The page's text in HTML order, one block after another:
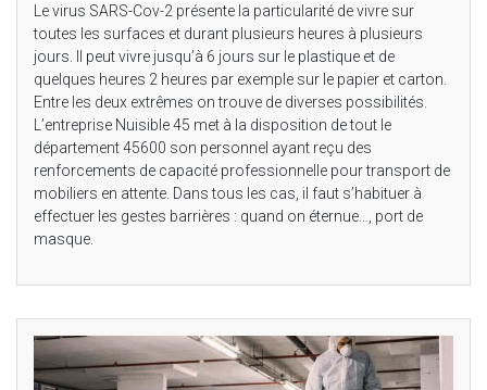
Le virus SARS-Cov-2 présente la particularité de vivre sur
toutes les surfaces et durant plusieurs heures à plusieurs
jours. Il peut vivre jusqu’à 6 jours sur le plastique et de
quelques heures 2 heures par exemple sur le papier et carton.
Entre les deux extrêmes on trouve de diverses possibilités.
L’entreprise Nuisible 45 met à la disposition de tout le
département 45600 son personnel ayant reçu des
renforcements de capacité professionnelle pour transport de
mobiliers en attente. Dans tous les cas, il faut s’habituer à
effectuer les gestes barrières : quand on éternue…, port de
masque.